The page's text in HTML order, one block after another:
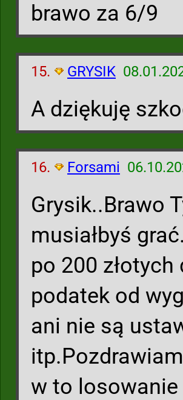
brawo za 6/9
15. GRYSIK
A dziękuję
16. Forsami
Grysik..Brawo
musiałbyś
po 200
podatek od
ani nie są
w to